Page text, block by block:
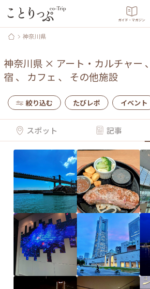
ガイド・マガジン
神奈川県
神奈川県 × アート・カルチャー 、
宿 、 カフェ 、 その他施設
絞り込む たびレポ イベント
スポット 記事